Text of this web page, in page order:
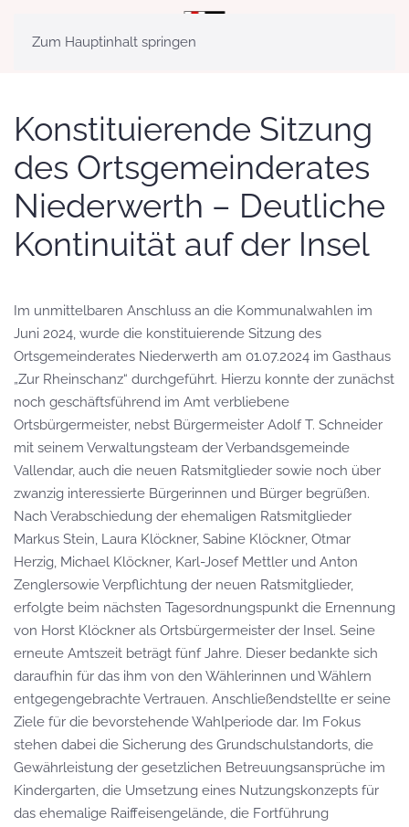
Zum Hauptinhalt springen
Konstituierende Sitzung
des Ortsgemeinderates
Niederwerth – Deutliche
Kontinuität auf der Insel
Im unmittelbaren Anschluss an die Kommunalwahlen im
Juni 2024, wurde die konstituierende Sitzung des
Ortsgemeinderates Niederwerth am 01.07.2024 im Gasthaus
„Zur Rheinschanz“ durchgeführt. Hierzu konnte der zunächst
noch geschäftsführend im Amt verbliebene
Ortsbürgermeister, nebst Bürgermeister Adolf T. Schneider
mit seinem Verwaltungsteam der Verbandsgemeinde
Vallendar, auch die neuen Ratsmitglieder sowie noch über
zwanzig interessierte Bürgerinnen und Bürger begrüßen.
Nach Verabschiedung der ehemaligen Ratsmitglieder
Markus Stein, Laura Klöckner, Sabine Klöckner, Otmar
Herzig, Michael Klöckner, Karl-Josef Mettler und Anton
ZenglersowieVerpflichtung der neuen Ratsmitglieder,
erfolgte beim nächsten Tagesordnungspunkt die Ernennung
von Horst Klöckner als Ortsbürgermeister der Insel. Seine
erneute Amtszeit beträgt fünf Jahre. Dieser bedankte sich
daraufhin für das ihm von den Wählerinnen und Wählern
entgegengebrachte Vertrauen. Anschließendstellte er seine
Ziele für die bevorstehendeWahlperiode dar. Im Fokus
stehen dabei die Sicherung des Grundschulstandorts, die
Gewährleistung der gesetzlichen Betreuungsansprüche im
Kindergarten, die Umsetzung eines Nutzungskonzepts für
das ehemalige Raiffeisengelände, die Fortführung